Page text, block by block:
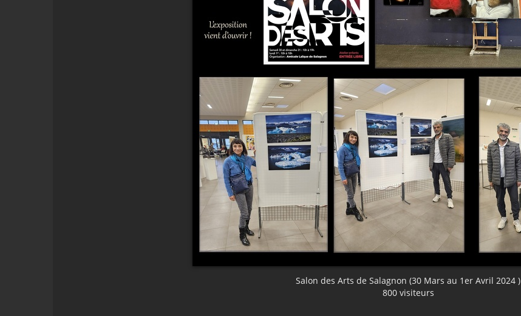
Salon des Arts de Salagnon (30 Mars au 1er Avril 2024 )
800 visiteurs